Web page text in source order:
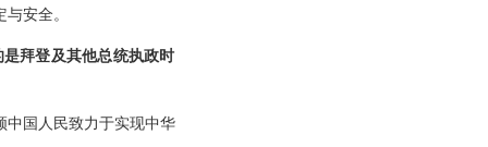
安全。
拜登及其他总统执政时
中国人民致力于实现中华